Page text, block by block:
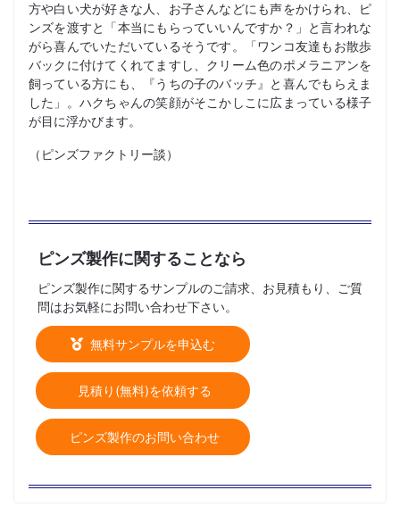
方や白い犬が好きな人、お子さんなどにも声をかけられ、ピ
ンズを渡すと「本当にもらっていいんですか？」と言われな
がら喜んでいただいているそうです。「ワンコ友達もお散歩
バックに付けてくれてますし、クリーム色のポメラニアンを
飼っている方にも、『うちの子のバッチ』と喜んでもらえま
した」。ハクちゃんの笑顔がそこかしこに広まっている様子
が目に浮かびます。
（ピンズファクトリー談）
ピンズ製作に関することなら
ピンズ製作に関するサンプルのご請求、お見積もり、ご質
問はお気軽にお問い合わせ下さい。
無料サンプルを申込む
見積り(無料)を依頼する
ピンズ製作のお問い合わせ